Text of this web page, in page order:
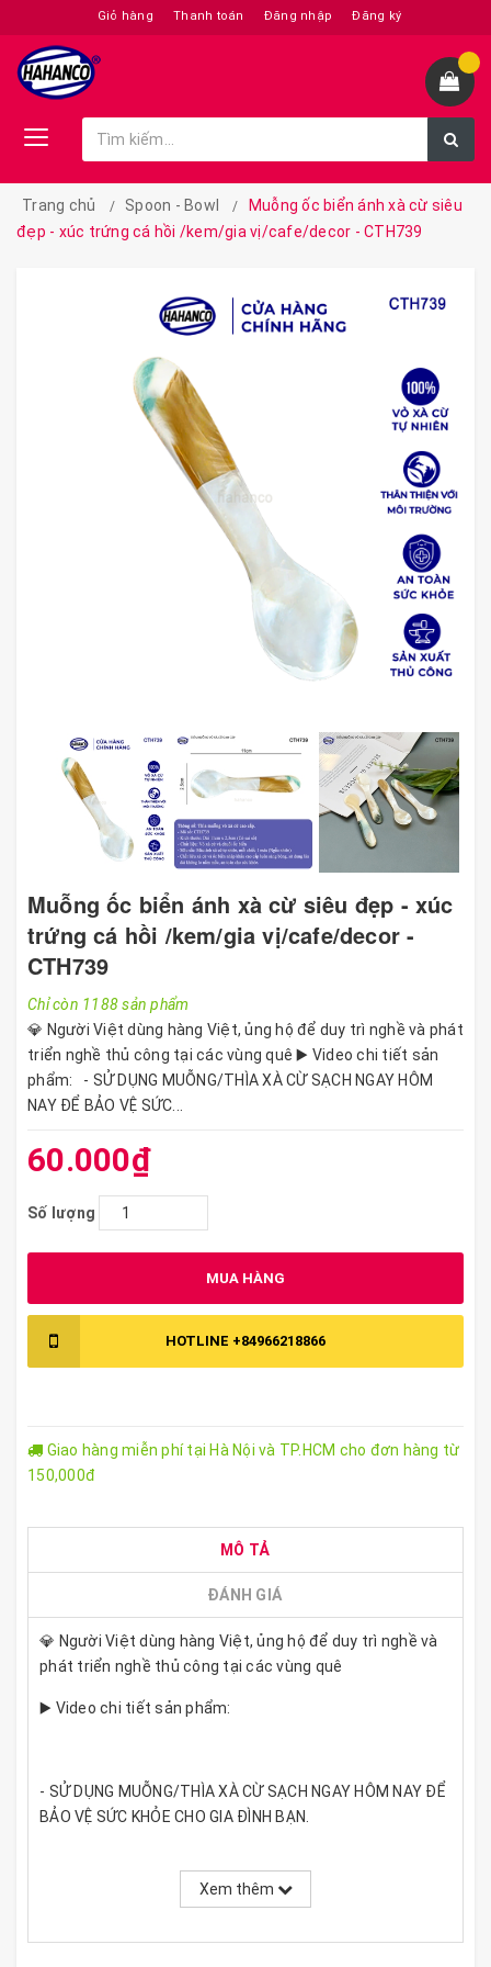
Giỏ hàng Thanh toán Đăng nhập Đăng ký
Trang chủ Spoon - Bowl
Muỗng ốc biển ánh xà cừ siêu
đẹp - xúc trứng cá hồi /kem/gia vị/cafe/decor - CTH739
Muỗng ốc biển ánh xà cừ siêu đẹp - xúc
trứng cá hồi /kem/gia vị/cafe/decor -
CTH739
Chỉ còn 1188 sản phẩm
💎 Người Việt dùng hàng Việt, ủng hộ để duy trì nghề và phát
triển nghề thủ công tại các vùng quê ▶️ Video chi tiết sản
phẩm: - SỬ DỤNG MUỖNG/THÌA XÀ CỪ SẠCH NGAY HÔM
NAY ĐỂ BẢO VỆ SỨC...
60.000₫
Số lượng
MUA HÀNG
HOTLINE +84966218866
Giao hàng miễn phí tại Hà Nội và TP.HCM cho đơn hàng từ
150,000đ
MÔ TẢ
ĐÁNH GIÁ
💎 Người Việt dùng hàng Việt, ủng hộ để duy trì nghề và
phát triển nghề thủ công tại các vùng quê
▶️ Video chi tiết sản phẩm:
- SỬ DỤNG MUỖNG/THÌA XÀ CỪ SẠCH NGAY HÔM NAY ĐỂ
BẢO VỆ SỨC KHỎE CHO GIA ĐÌNH BẠN.
✔ Loại này được làm từ hai loại vật liệu khác nhau, tạo
Xem thêm